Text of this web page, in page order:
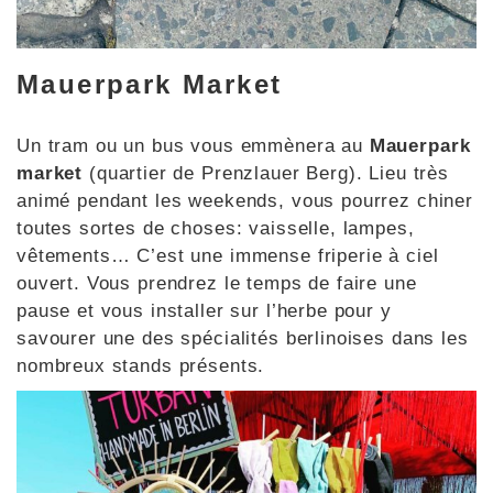
Mauerpark Market
Un tram ou un bus vous emmènera au Mauerpark
market (quartier de Prenzlauer Berg). Lieu très
animé pendant les weekends, vous pourrez chiner
toutes sortes de choses: vaisselle, lampes,
vêtements… C’est une immense friperie à ciel
ouvert. Vous prendrez le temps de faire une
pause et vous installer sur l’herbe pour y
savourer une des spécialités berlinoises dans les
nombreux stands présents.